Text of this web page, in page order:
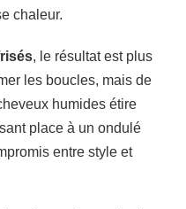
chaleur.
, le résultat est plus
les boucles, mais de
humides étire
place à un ondulé
entre style et